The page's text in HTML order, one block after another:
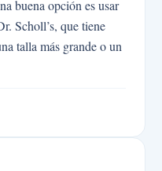
buena opción es usar
Scholl’s, que tiene
talla más grande o un